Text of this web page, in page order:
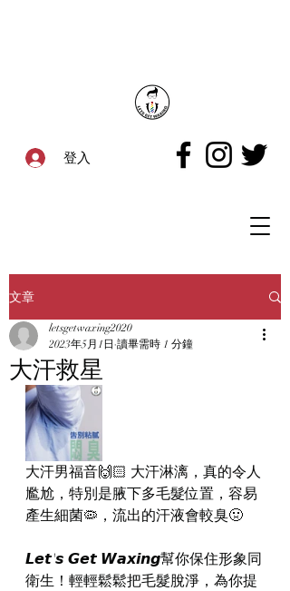
登入
文章
大汗救星
letsgetwaxing2020
2023年5月1日 讀畢需時 1 分鐘
大汗男福音🙌🏻 大汗淋漓，真的令人
尷尬，特別是腋下多毛髮位置，容易
產生細菌🦠，流出的汗液會較臭🤢
𝙇𝙚𝙩'𝙨 𝙂𝙚𝙩 𝙒𝙖𝙭𝙞𝙣𝙜幫你保住形象同
衛生！輕輕鬆鬆把毛髮脫淨，為你提